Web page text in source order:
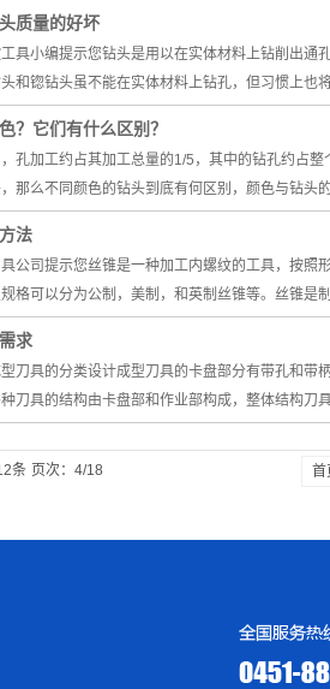
质量的好坏
小编提示您钻头是用以在实体材料上钻削出通
和锪钻头虽不能在实体材料上钻孔，但习惯上也
？它们有什么区别？
孔加工约占其加工总量的1/5，其中的钻孔约占
那么不同颜色的钻头到底有何区别，颜色与钻头
法
公司提示您丝锥是一种加工内螺纹的工具，按
格可以分为公制，美制，和英制丝锥等。丝锥是
求
刀具的分类设计成型刀具的卡盘部分有带孔和带
刀具的结构由卡盘部和作业部构成，整体结构刀
条 页次：4/18 首